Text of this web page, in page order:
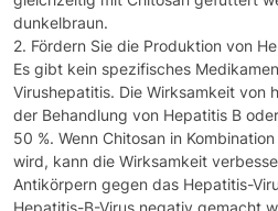
dunkelbraun.
2. Fördern Sie die Produktion von
Es gibt kein spezifisches
Virushepatitis. Die Wirksamkeit von
der Behandlung von Hepatitis B
50 %. Wenn Chitosan in
wird, kann die Wirksamkeit
Antikörpern gegen das Hepatitis-